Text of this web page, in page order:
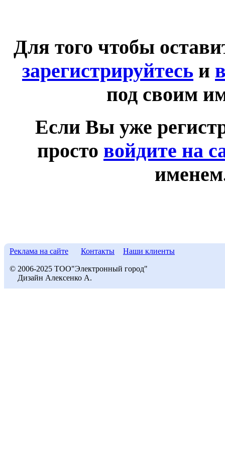
Для того чтобы
зарегистрируйтесь и
под своим
Если Вы уже
просто войдите на
Реклама на сайте Контакты Наши клиенты
© 2006-2025 ТОО"Электронный город"
Дизайн Алексенко А.